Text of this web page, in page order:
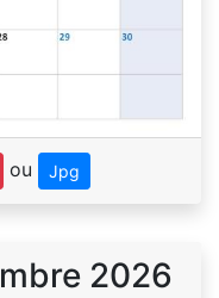
ou Jpg
2026